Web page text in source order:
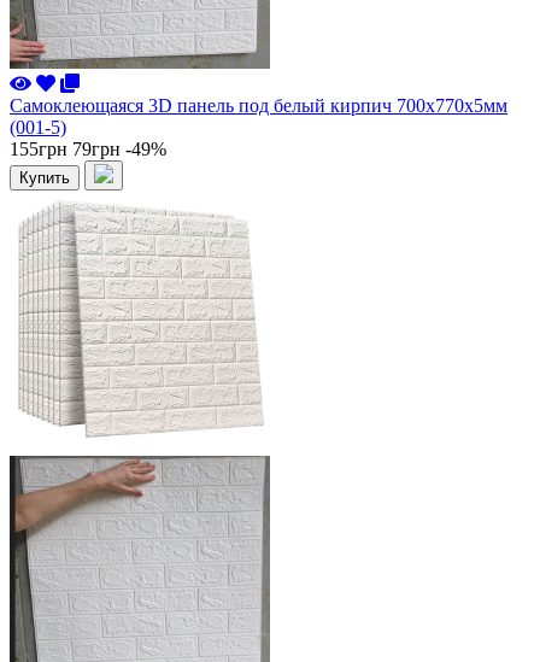
Самоклеющаяся 3D панель под белый кирпич 700x770x5мм
(001-5)
155грн 79грн -49%
Купить